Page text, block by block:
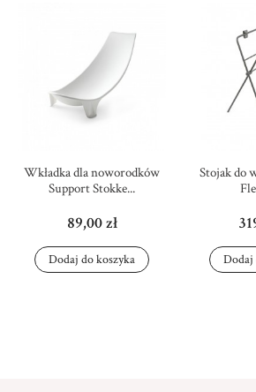
Wkładka dla noworodków
Support Stokke...
89,00 zł
Dodaj do koszyka
Stojak do
Dodaj